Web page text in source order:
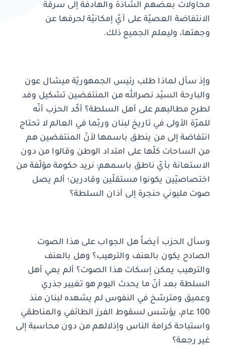
محاولات بعضهم الشاذة والهادفة إلى سرقة
الانتفاضة العصيّة على أيّ إمكانيّة لحرفها عن
وجهتها، وليعلم الجميع ذلك.
وإذ سأل لماذا طلب رئيس الجمهوريّة ميشال عون
والبارحة السيّد نصرالله من المنتفضين تشكيل وفد
لطرح مطالبهم على أهل السلطة؟ أكّد الحزب أنّه
للمرّة الأولى في تاريخ لبنان وربّما في العالم لا تحتاج
انتفاضة إلى من ينطق باسمها لأنّ المنتفضين هم
من الساحات كلّها على امتداد الوطن وقالوا من دون
الاستعانة بأيّ ناطق باسمهم: نريد حكومة مؤلّفة من
اختصاصيّين يكونوا مستقلّين وقادرين؛ ألم يصل
صوت مليوني حنجرة إلى آذان السلطة؟
وسأل الحزب أيضاً هل الجواب على هذا الصوت
الصادح يكون بالعنف والترهيب؟ وهل بالعنف
والترهيب يمكن إسكات هذا الصوت؟ ألم يعي أهل
السلطة بعد أنّ ما يحدث اليوم هو تغيير جذري
وعميق ومترسّخ في النفوس لم يشهده لبنان منذ
100 عام، يؤسّس لسقوط الفرز الطائفي والمناطقي
واستباحة كرامة الناس وإذلالهم من دون محاسبة إلى
غير رجعة؟